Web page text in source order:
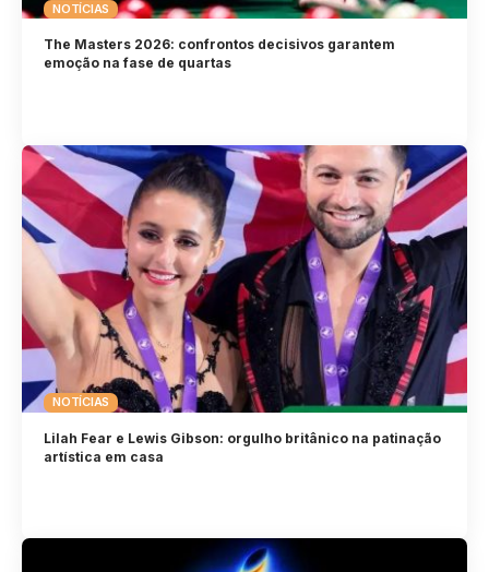
NOTÍCIAS
The Masters 2026: confrontos decisivos garantem
emoção na fase de quartas
NOTÍCIAS
Lilah Fear e Lewis Gibson: orgulho britânico na patinação
artística em casa